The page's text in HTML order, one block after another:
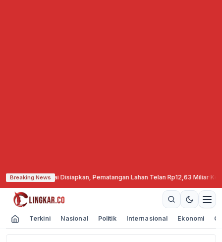
Breaking News
di Cepu Mulai Disiapkan, Pematangan Lahan Telan Rp12,63 Miliar·
Terkini Nasional Politik Internasional Ekonomi